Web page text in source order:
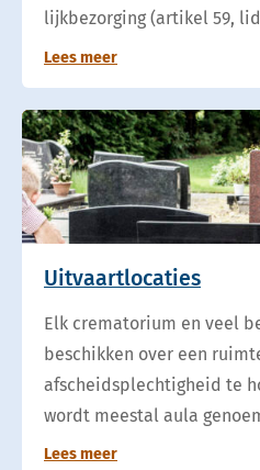
lijkbezorging (artikel 59, lid
Lees meer
Uitvaartlocaties
Elk crematorium en veel
beschikken over een
afscheidsplechtigheid te
wordt meestal aula
Lees meer